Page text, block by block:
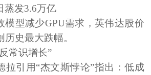
蒸发3.6万亿
模型减少GPU需求，英伟达股价
史最大跌幅。
常识增长”
拉引用“杰文斯悖论”指出：低成